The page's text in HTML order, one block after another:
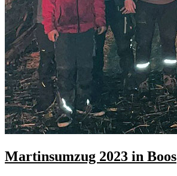
Martinsumzug 2023 in Boos